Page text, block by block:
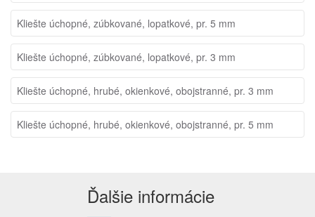
Kliešte úchopné, zúbkované, lopatkové, pr. 5 mm
Kliešte úchopné, zúbkované, lopatkové, pr. 3 mm
Kliešte úchopné, hrubé, okienkové, obojstranné, pr. 3 mm
Kliešte úchopné, hrubé, okienkové, obojstranné, pr. 5 mm
Ďalšie informácie